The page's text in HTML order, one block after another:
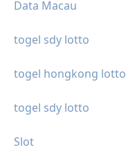
Data Macau
togel sdy lotto
togel hongkong lotto
togel sdy lotto
Slot